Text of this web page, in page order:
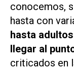
conocemos,
hasta con
hasta
llegar al
criticados en